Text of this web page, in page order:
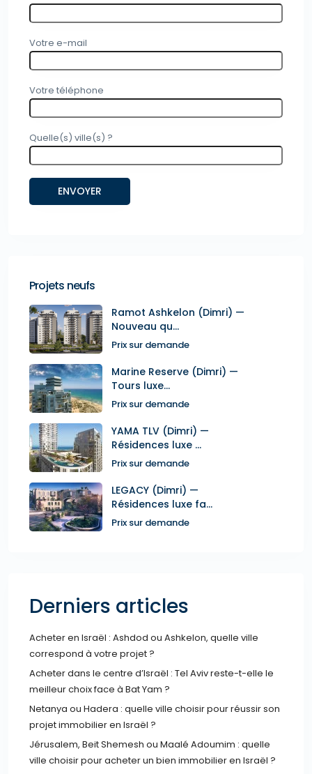
Votre e-mail
Votre téléphone
Quelle(s) ville(s) ?
Projets neufs
Ramot Ashkelon (Dimri) —
Nouveau qu...
Prix sur demande
Marine Reserve (Dimri) —
Tours luxe...
Prix sur demande
YAMA TLV (Dimri) —
Résidences luxe ...
Prix sur demande
LEGACY (Dimri) —
Résidences luxe fa...
Prix sur demande
Derniers articles
Acheter en Israël : Ashdod ou Ashkelon, quelle ville
correspond à votre projet ?
Acheter dans le centre d’Israël : Tel Aviv reste-t-elle le
meilleur choix face à Bat Yam ?
Netanya ou Hadera : quelle ville choisir pour réussir son
projet immobilier en Israël ?
Jérusalem, Beit Shemesh ou Maalé Adoumim : quelle
ville choisir pour acheter un bien immobilier en Israël ?